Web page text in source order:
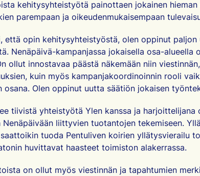
kehitysyhteistyötä painottaen jokainen
parempaan ja oikeudenmukaisempaan
että opin kehitysyhteistyöstä, olen oppinut paljon
Nenäpäivä-kampanjassa jokaisella osa-alueella
ollut innostavaa päästä näkemään niin
kuin myös kampanjakoordinoinnin rooli
osana. Olen oppinut uutta säätiön jokaisen
tiivistä yhteistyötä Ylen kanssa ja harjoittelijana
Nenäpäivään liittyvien tuotantojen tekemiseen.
tuoda Pentuliven koirien yllätysvierailu
huvittavat haasteet toimiston alakerrassa.
on ollut myös viestinnän ja tapahtumien